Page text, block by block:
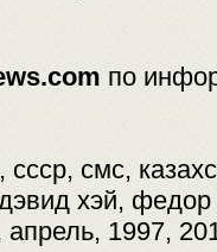
по
смс,
хэй,
1997,